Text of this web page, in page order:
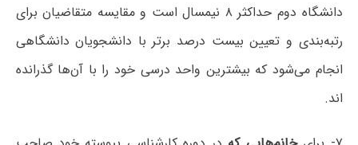
دانشگاه دوم حداکثر ۸ نیمسال است و مقایسه متقاضیان برای
رتبه‌بندی و تعیین بیست درصد برتر با دانشجویان دانشگاهی
انجام می‌شود که بیشترین واحد درسی خود را با آن‌ها گذرانده
اند.